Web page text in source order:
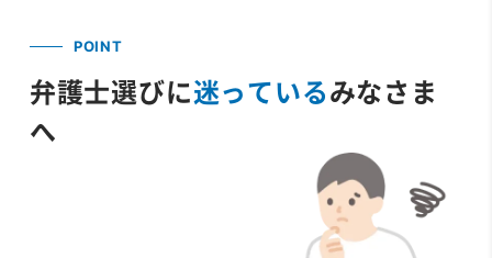
POINT
弁護士選びに迷っているみなさま
へ